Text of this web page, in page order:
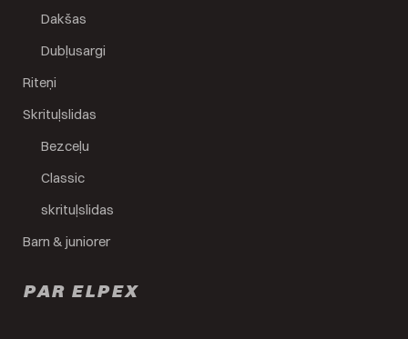
Dakšas
Dubļusargi
Riteņi
Skrituļslidas
Bezceļu
Classic
skrituļslidas
Barn & juniorer
PAR ELPEX